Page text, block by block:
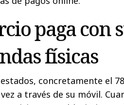
paga con
físicas
concretamente el
a través de su móvil.